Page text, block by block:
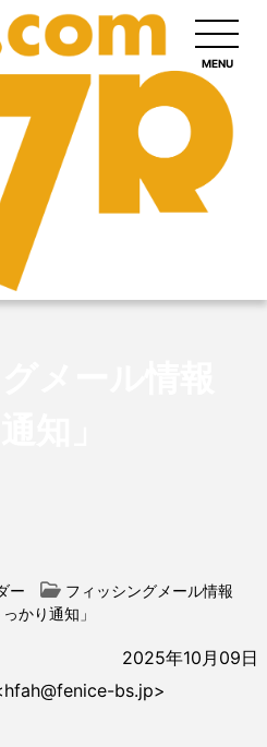
MENU
ー
フィッシングメール情報
かり通知」
2025年10月09日
bs.jp>